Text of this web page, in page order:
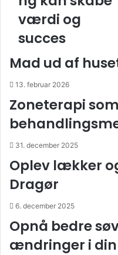
værdi
og
værdi og
succes
Mad ud af
13. februar 2026
Zoneterapi
31. december 2025
Oplev lækker
Dragør
6. december 2025
Opnå bedre
ændringer i